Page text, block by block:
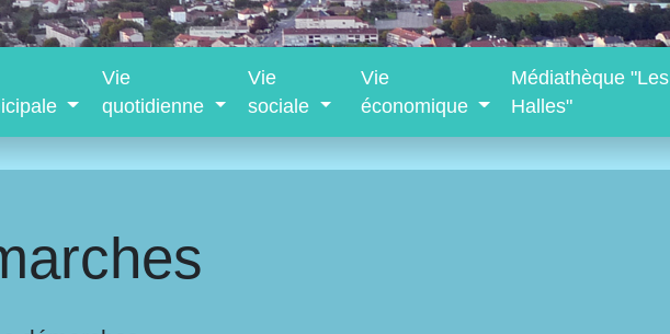
Vie
quotidienne
Vie
sociale
Vie
économique
Médiathèque "Les
Halles"